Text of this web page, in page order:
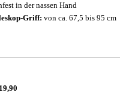
in der nassen Hand
Griff: von ca. 67,5 bis 95 cm